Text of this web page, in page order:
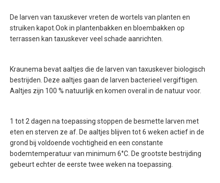
De larven van taxuskever vreten de wortels van planten en
struiken kapot.Ook in plantenbakken en bloembakken op
terrassen kan taxuskever veel schade aanrichten.
Kraunema bevat aaltjes die de larven van taxuskever biologisch
bestrijden. Deze aaltjes gaan de larven bacterieel vergiftigen.
Aaltjes zijn 100 % natuurlijk en komen overal in de natuur voor.
1 tot 2 dagen na toepassing stoppen de besmette larven met
eten en sterven ze af. De aaltjes blijven tot 6 weken actief in de
grond bij voldoende vochtigheid en een constante
bodemtemperatuur van minimum 6°C. De grootste bestrijding
gebeurt echter de eerste twee weken na toepassing.